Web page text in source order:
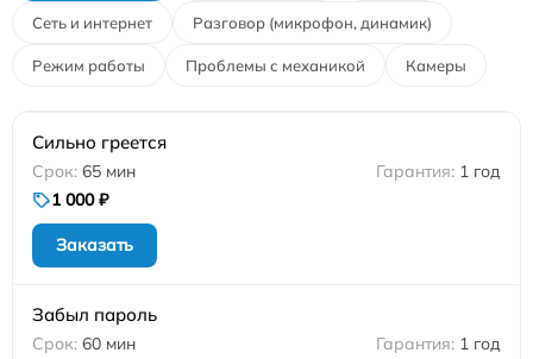
Сеть и интернет Разговор (микрофон, динамик)
Режим работы Проблемы с механикой Камеры
Сильно греется
65 мин
1 год
1 000 ₽
Заказать
Забыл пароль
60 мин
1 год